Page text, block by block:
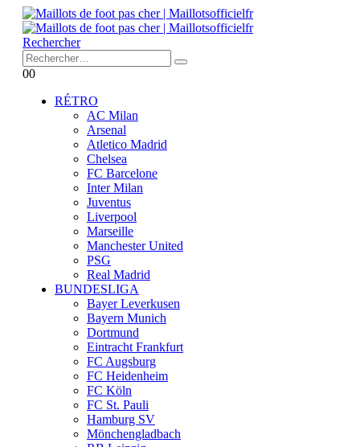
Rechercher
00
RÉTRO
AC Milan
Arsenal
Atletico Madrid
Chelsea
FC Barcelone
Inter Milan
Juventus
Liverpool
Marseille
Manchester United
PSG
Real Madrid
BUNDESLIGA
Bayer Leverkusen
Bayern Munich
Dortmund
Eintracht Frankfurt
FC Augsburg
FC Heidenheim
FC Köln
FC St. Pauli
Hamburg SV
Mönchengladbach